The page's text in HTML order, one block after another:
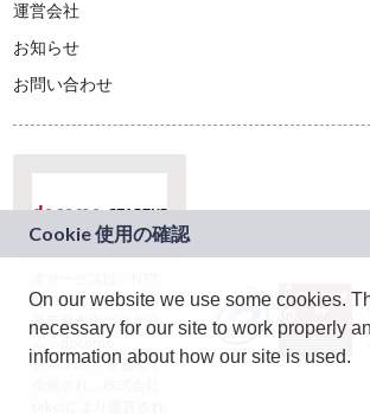
運営会社
お知らせ
お問い合わせ
ドコモグループの新
規事業創出プログラ
ム「docomo
STARTUP」を通じて
On our website we use some cookies.
necessary for our site to work properly
information about how our site is used.